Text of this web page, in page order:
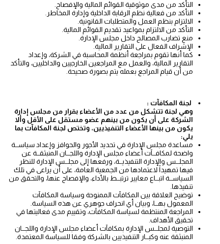
التأكد من مدى موثوقية القوائم المالية والإفصاح.
التأكد من فعالية نظم الرقابة الداخلية وإدارة المخاطر.
الالتزام بنظم العمل والمتطلبات القانونية.
التأكد من الالتزام بمواعيد تقديم القوائم المالية.
منع تضارب المصالح داخل مجلس الإدارة.
الإشراف الفعال على التقارير المالية.
كما أنها تقوم بمراجعة أنظمة المحاسبة في الشركة، وإعداد
التقارير المالية، والعمل مع المراجعين الخارجيين والداخليين، والتأكد
من أن قيام المراجع بعمله يتم بصورة صحيحة.
لجنة المكافآت :
وهي لجنة تتشكل من عدد من الأعضاء بقرار من مجلس إدارة
الشركة على أن يكون من بينهم عضو مستقل على الأقل وألا
يكون من بينها الأعضاء التنفيذيين، وتختص لجنة المكافآت بما
يلي:
مساعدة مجلس الإدارة في تحديد الأجور والحوافز وإعداد سياســة
واضحة لمكافــآت أعضاء مجلس الإدارة واللجــان المنبثقــة عن
المجلــس والإدارة التنفيذيــة، ورفعها إلى مجلــس الإدارة للنظر
فيها تمهيداً لاعتمادها من الجمعية العامة، على أن يراعى في تلك
السياســة اتبــاع معايير ترتبــط بالأداء، والإفصاح عنها، والتحقق من
تنفيذها.
توضيح العلاقة بين المكافآت الممنوحة وسياسة المكافآت
المعمول بهــا، وبيان أي انحراف جوهري عن هذه السياسة.
المراجعة المنتظمة لسياسة المكافآت، وتقييم مدى فعاليتها في
تحقيق الأهداف.
التوصية لمجلــس الإدارة بمكافآت أعضاء مجلس الإدارة واللجــان
المنبثقة عنه وكبــار التنفيذيين بالشركة وفقا للسياسة المعتمدة.